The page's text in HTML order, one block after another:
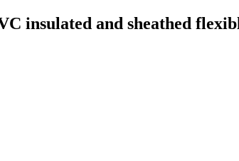
insulated and sheathed